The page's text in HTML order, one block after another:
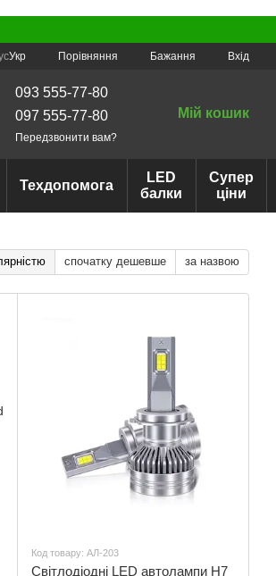
Укр Порівняння Бажання Вхід
093 555-77-80
097 555-77-80
Передзвонити вам?
Мій кошик
Техдопомога
LED
балки
Супер
ціни
спочатку дешевше за назвою
Код товару: АЛ-203
Світлодіодні LED автолампи H7